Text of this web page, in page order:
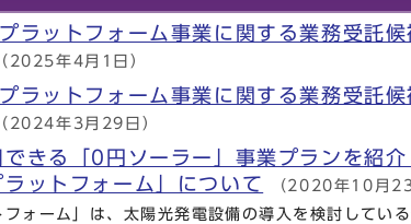
ラットフォーム事業に関する業務受託候
（2025年4月1日）
ラットフォーム事業に関する業務受託候
（2024年3月29日）
きる「0円ソーラー」事業プランを紹介
ラットフォーム」について
（2020年10月23
フォーム」は、太陽光発電設備の導入を検討してい